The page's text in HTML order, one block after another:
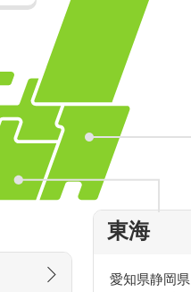
東海
愛知県静岡県
遣・バイト求人
リットをご紹介！